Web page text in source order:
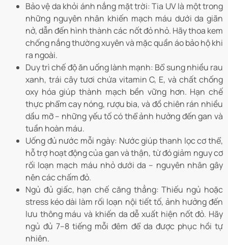
Bảo vệ da khỏi ánh nắng mặt trời: Tia UV là một trong
những nguyên nhân khiến mạch máu dưới da giãn
nở, dẫn đến hình thành các nốt đỏ nhỏ. Hãy thoa kem
chống nắng thường xuyên và mặc quần áo bảo hộ khi
ra ngoài.
Duy trì chế độ ăn uống lành mạnh: Bổ sung nhiều rau
xanh, trái cây tươi chứa vitamin C, E, và chất chống
oxy hóa giúp thành mạch bền vững hơn. Hạn chế
thực phẩm cay nóng, rượu bia, và đồ chiên rán nhiều
dầu mỡ – những yếu tố có thể ảnh hưởng đến gan và
tuần hoàn máu.
Uống đủ nước mỗi ngày: Nước giúp thanh lọc cơ thể,
hỗ trợ hoạt động của gan và thận, từ đó giảm nguy cơ
rối loạn mạch máu nhỏ dưới da – nguyên nhân gây
nên các chấm đỏ.
Ngủ đủ giấc, hạn chế căng thẳng: Thiếu ngủ hoặc
stress kéo dài làm rối loạn nội tiết tố, ảnh hưởng đến
lưu thông máu và khiến da dễ xuất hiện nốt đỏ. Hãy
ngủ đủ 7–8 tiếng mỗi đêm để da được phục hồi tự
nhiên.